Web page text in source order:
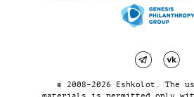
© 2008–2026 Eshkolot. The